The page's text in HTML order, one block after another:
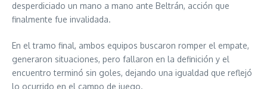
desperdiciado un mano a mano ante Beltrán, acción que
finalmente fue invalidada.
En el tramo final, ambos equipos buscaron romper el empate,
generaron situaciones, pero fallaron en la definición y el
encuentro terminó sin goles, dejando una igualdad que reflejó
lo ocurrido en el campo de juego.